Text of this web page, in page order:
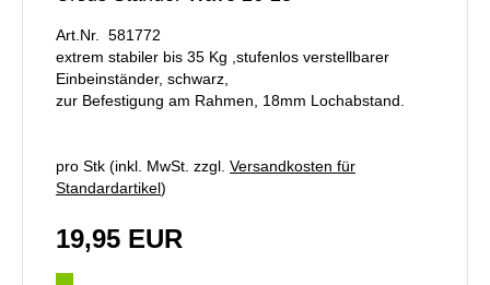
Art.Nr. 581772
extrem stabiler bis 35 Kg ,stufenlos verstellbarer
Einbeinständer, schwarz,
zur Befestigung am Rahmen, 18mm Lochabstand.
pro Stk (inkl. MwSt. zzgl. Versandkosten für
Standardartikel)
19,95 EUR